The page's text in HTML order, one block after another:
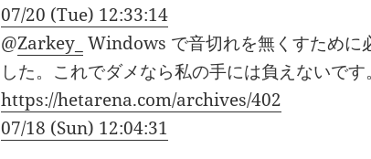
07/20 (Tue) 12:33:14
@Zarkey_ Windows で音切れを無くすために
した。これでダメなら私の手には負えないです。
https://hetarena.com/archives/402
07/18 (Sun) 12:04:31